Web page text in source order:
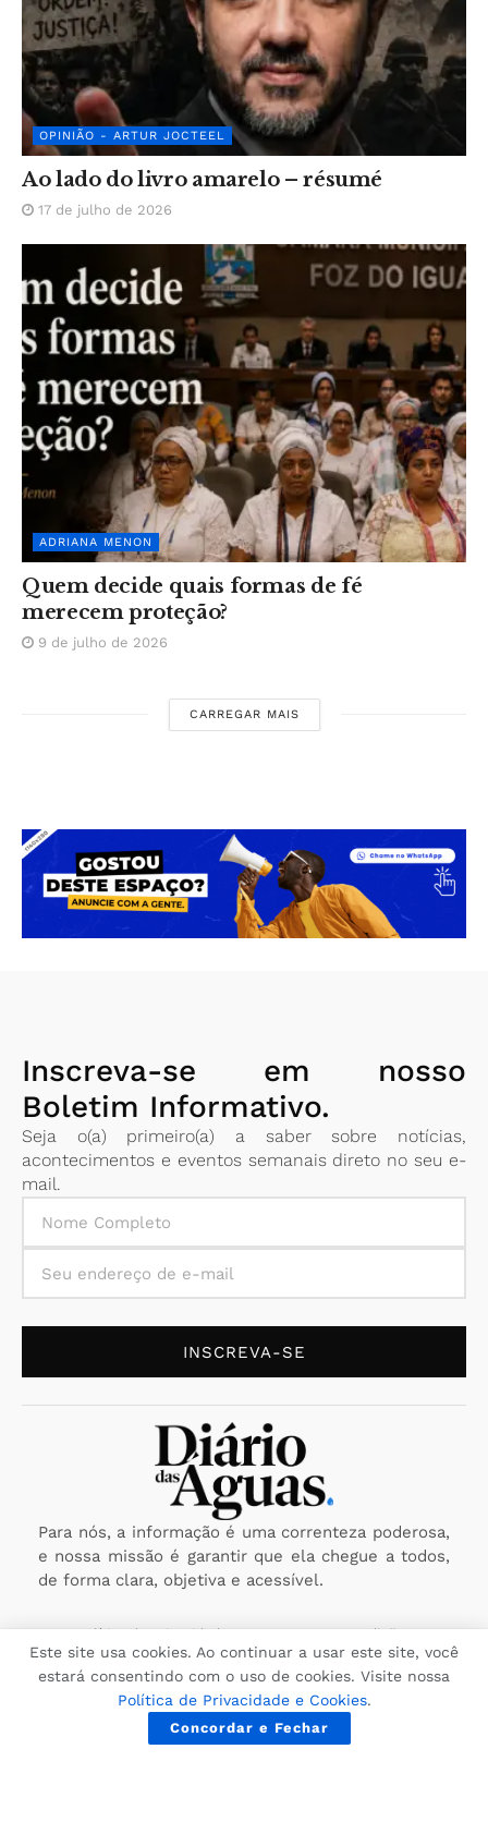
OPINIÃO - ARTUR JOCTEEL
Ao lado do livro amarelo – résumé
17 de julho de 2026
ADRIANA MENON
Quem decide quais formas de fé
merecem proteção?
9 de julho de 2026
CARREGAR MAIS
Inscreva-se em nosso
Boletim Informativo.
Seja o(a) primeiro(a) a saber sobre notícias,
acontecimentos e eventos semanais direto no seu e-
mail.
INSCREVA-SE
Para nós, a informação é uma correnteza poderosa,
e nossa missão é garantir que ela chegue a todos,
de forma clara, objetiva e acessível.
Política de Privacidade Termos e Condições
Política Editorial Reportar Erro Enviar Notícia
Copyright © 2025 Diário das Águas - A fonte que você confia.
Todos os direitos reservados. CNPJ: 29.116.260/0001-09
Este site usa cookies. Ao continuar a usar este site, você
estará consentindo com o uso de cookies. Visite nossa
Política de Privacidade e Cookies.
Concordar e Fechar